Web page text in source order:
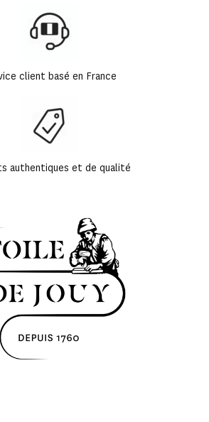
client basé en France
authentiques et de qualité